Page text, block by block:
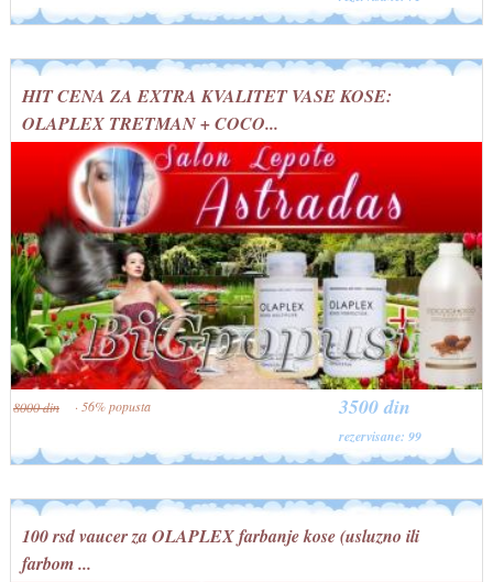
HIT CENA ZA EXTRA KVALITET VASE KOSE:
OLAPLEX TRETMAN + COCO...
3500 din
rezervisane: 99
8000 din · 56% popusta
100 rsd vaucer za OLAPLEX farbanje kose (usluzno ili
farbom ...